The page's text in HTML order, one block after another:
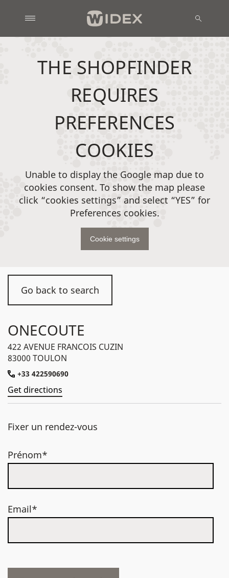
Go back to search
ONECOUTE
422 AVENUE FRANCOIS CUZIN
83000 TOULON
+33 422590690
Get directions
Fixer un rendez-vous
Prénom*
Email*
THE SHOPFINDER
REQUIRES
PREFERENCES
COOKIES
Unable to display the Google map due to
cookies consent. To show the map please
click “cookies settings” and select “YES” for
Preferences cookies.
Cookie settings